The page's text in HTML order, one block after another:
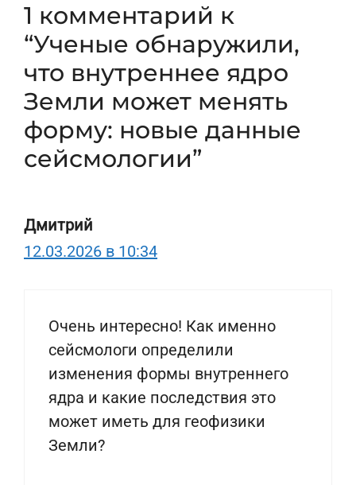
1 комментарий к
“Ученые обнаружили,
что внутреннее ядро
Земли может менять
форму: новые данные
сейсмологии”
Дмитрий
12.03.2026 в 10:34
Очень интересно! Как именно
сейсмологи определили
изменения формы внутреннего
ядра и какие последствия это
может иметь для геофизики
Земли?